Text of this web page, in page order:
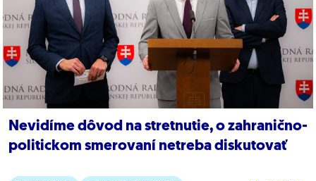
Nevidíme dôvod na stretnutie, o zahranično-
politickom smerovaní netreba diskutovať